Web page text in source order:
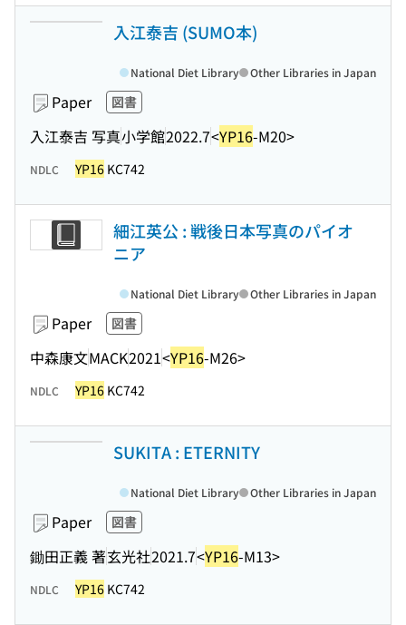
入江泰吉 (SUMO本)
Paper 図書
入江泰吉 写真小学館2022.7<YP16-M20>
National Diet Library Other Libraries in Japan
NDLC YP16 KC742
細江英公 : 戦後日本写真のパイオ
ニア
Paper 図書
中森康文MACK2021<YP16-M26>
National Diet Library Other Libraries in Japan
NDLC YP16 KC742
SUKITA : ETERNITY
Paper 図書
鋤田正義 著玄光社2021.7<YP16-M13>
National Diet Library Other Libraries in Japan
NDLC YP16 KC742